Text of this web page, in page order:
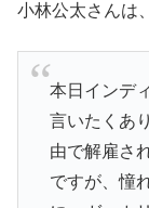
小林公太さんは
本日インデ
言いたくあ
由で解雇さ
ですが、憧